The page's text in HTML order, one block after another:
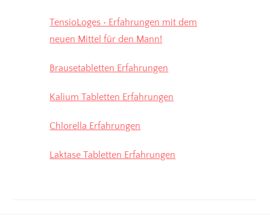
TensioLoges • Erfahrungen mit dem
neuen Mittel für den Mann!
Brausetabletten Erfahrungen
Kalium Tabletten Erfahrungen
Chlorella Erfahrungen
Laktase Tabletten Erfahrungen